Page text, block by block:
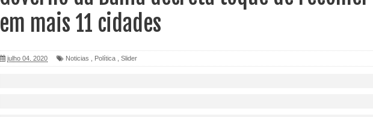
em mais 11 cidades
julho 04, 2020 Noticias Política Slider